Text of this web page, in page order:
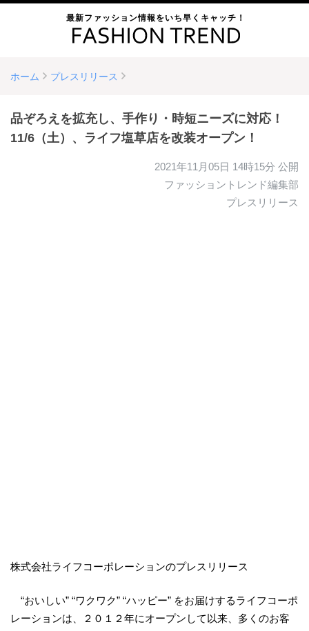
最新ファッション情報をいち早くキャッチ！
ホーム プレスリリース
品ぞろえを拡充し、手作り・時短ニーズに対応！
11/6（土）、ライフ塩草店を改装オープン！
2021年11月05日 14時15分 公開
ファッショントレンド編集部
プレスリリース
株式会社ライフコーポレーションのプレスリリース
“おいしい” “ワクワク” “ハッピー” をお届けするライフコーポ
レーションは、２０１２年にオープンして以来、多くのお客